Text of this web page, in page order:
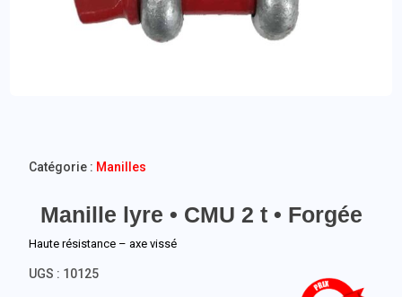
Manille lyre • CMU 2 t • Forgée
Haute résistance – axe vissé
UGS : 10125
Catégorie : Manilles